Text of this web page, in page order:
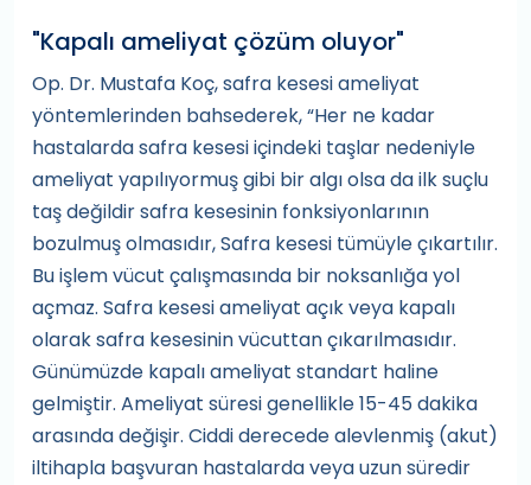
"Kapalı ameliyat çözüm oluyor"
Op. Dr. Mustafa Koç, safra kesesi ameliyat
yöntemlerinden bahsederek, “Her ne kadar
hastalarda safra kesesi içindeki taşlar nedeniyle
ameliyat yapılıyormuş gibi bir algı olsa da ilk suçlu
taş değildir safra kesesinin fonksiyonlarının
bozulmuş olmasıdır, Safra kesesi tümüyle çıkartılır.
Bu işlem vücut çalışmasında bir noksanlığa yol
açmaz. Safra kesesi ameliyat açık veya kapalı
olarak safra kesesinin vücuttan çıkarılmasıdır.
Günümüzde kapalı ameliyat standart haline
gelmiştir. Ameliyat süresi genellikle 15-45 dakika
arasında değişir. Ciddi derecede alevlenmiş (akut)
iltihapla başvuran hastalarda veya uzun süredir